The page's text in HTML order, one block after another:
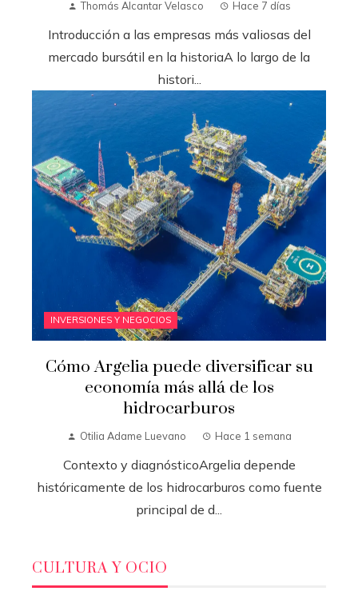
Thomás Alcantar Velasco Hace 7 días
Introducción a las empresas más valiosas del
mercado bursátil en la historiaA lo largo de la
histori...
INVERSIONES Y NEGOCIOS
Cómo Argelia puede diversificar su
economía más allá de los
hidrocarburos
Otilia Adame Luevano Hace 1 semana
Contexto y diagnósticoArgelia depende
históricamente de los hidrocarburos como fuente
principal de d...
CULTURA Y OCIO